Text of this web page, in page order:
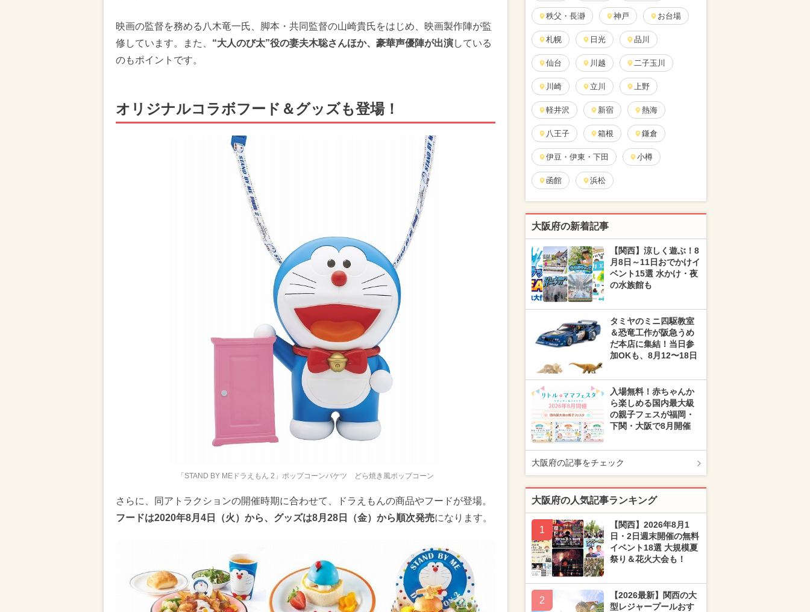
映画の監督を務める八木竜一氏、脚本・共同監督の山崎貴氏をはじめ、映画製作陣が監
修しています。また、 “大人のび太”役の妻夫木聡さんほか、豪華声優陣が出演している
のもポイントです。
オリジナルコラボフード＆グッズも登場！
「STAND BY MEドラえもん 2」ポップコーンバケツ どら焼き風ポップコーン
さらに、同アトラクションの開催時期に合わせて、ドラえもんの商品やフードが登場。
フードは2020年8月4日（火）から、グッズは8月28日（金）から順次発売になります。
秩父・長瀞 神戸 お台場
札幌 日光 品川
仙台 川越 二子玉川
川崎 立川 上野
軽井沢 新宿 熱海
八王子 箱根 鎌倉
伊豆・伊東・下田 小樽
函館 浜松
大阪府の新着記事
【関西】涼しく遊ぶ！8
月8日～11日おでかけイ
ベント15選 水かけ・夜
の水族館も
タミヤのミニ四駆教室
＆恐竜工作が阪急うめ
だ本店に集結！当日参
加OKも、8月12〜18日
入場無料！赤ちゃんか
ら楽しめる国内最大級
の親子フェスが福岡・
下関・大阪で8月開催
大阪府の記事をチェック
大阪府の人気記事ランキング
1
【関西】2026年8月1
日・2日週末開催の無料
イベント18選 大規模夏
祭り＆花火大会も！
2
【2026最新】関西の大
型レジャープールおす